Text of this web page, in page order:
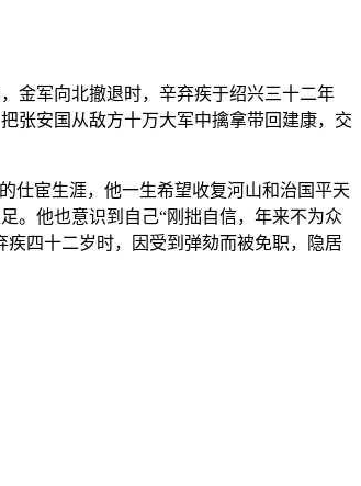
金军向北撤退时，辛弃疾于绍兴三十二年
张安国从敌方十万大军中擒拿带回建康，交
仕宦生涯，他一生希望收复河山和治国平天
。他也意识到自己“刚拙自信，年来不为众
四十二岁时，因受到弹劾而被免职，隐居